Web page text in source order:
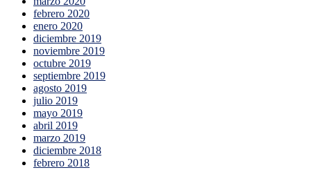
febrero 2020
enero 2020
diciembre 2019
noviembre 2019
octubre 2019
septiembre 2019
agosto 2019
julio 2019
mayo 2019
abril 2019
marzo 2019
diciembre 2018
febrero 2018